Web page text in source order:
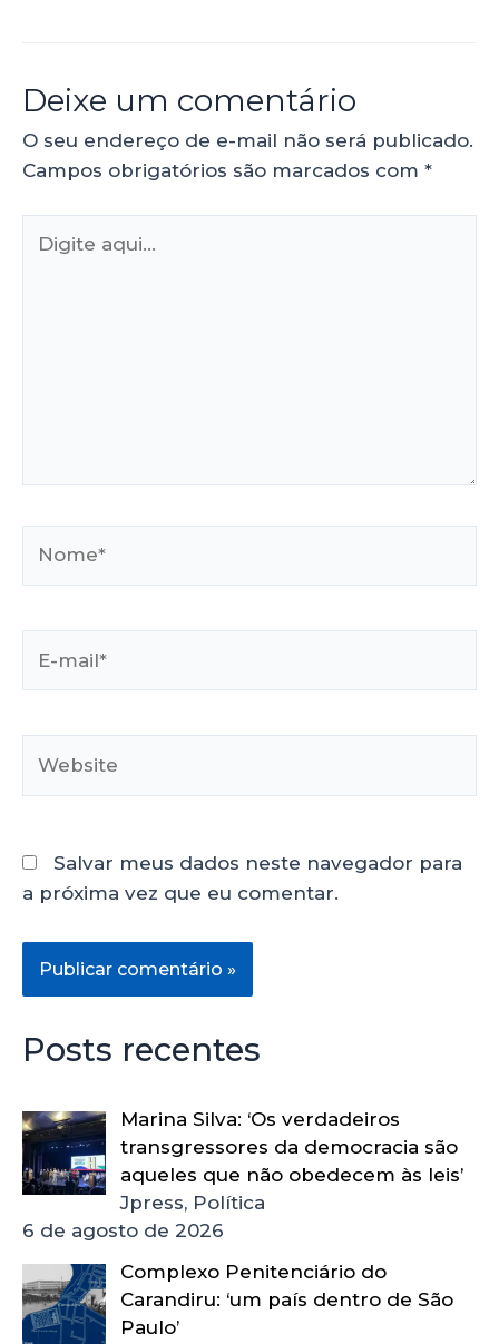
Deixe um comentário
O seu endereço de e-mail não será publicado.
Campos obrigatórios são marcados com *
Salvar meus dados neste navegador para
a próxima vez que eu comentar.
Posts recentes
Marina Silva: ‘Os verdadeiros
transgressores da democracia são
aqueles que não obedecem às leis’
Jpress, Política
6 de agosto de 2026
Complexo Penitenciário do
Carandiru: ‘um país dentro de São
Paulo’